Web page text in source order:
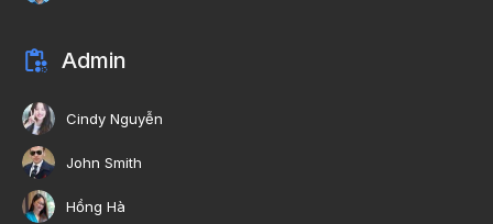
Admin
Cindy Nguyễn
John Smith
Hồng Hà